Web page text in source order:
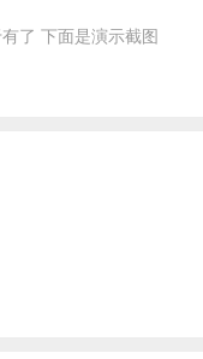
了 下面是演示截图